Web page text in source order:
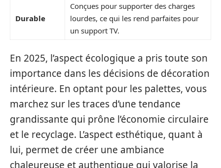
Durable
Conçues pour supporter des charges
lourdes, ce qui les rend parfaites pour
un support TV.
En 2025, l’aspect écologique a pris toute son
importance dans les décisions de décoration
intérieure. En optant pour les palettes, vous
marchez sur les traces d’une tendance
grandissante qui prône l’économie circulaire
et le recyclage. L’aspect esthétique, quant à
lui, permet de créer une ambiance
chaleureuse et authentique qui valorise la